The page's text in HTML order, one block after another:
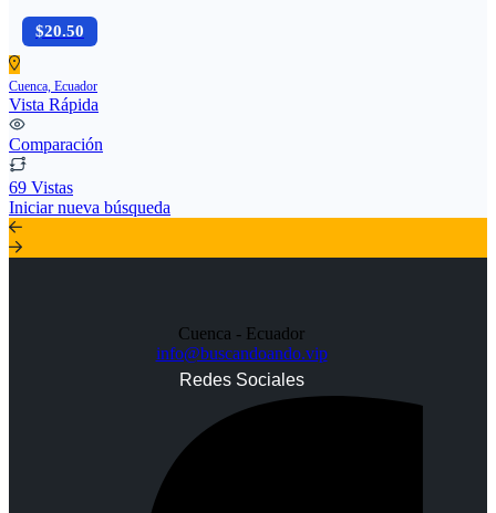
$20.50
Cuenca, Ecuador
Vista Rápida
Comparación
69 Vistas
Iniciar nueva búsqueda
Cuenca - Ecuador
info@buscandoando.vip
Redes Sociales